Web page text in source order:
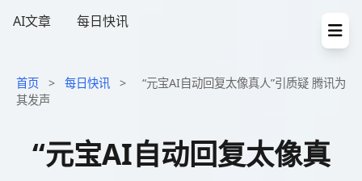
AI文章 每日快讯
首页 > 每日快讯 >
“元宝AI自动回复太像真人”引质疑 腾讯为
其发声
“元宝AI自动回复太像真